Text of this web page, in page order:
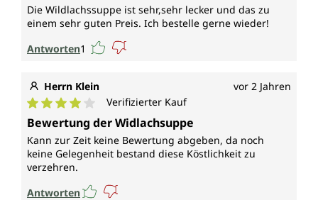
Die Wildlachssuppe ist sehr,sehr lecker und das zu
einem sehr guten Preis. Ich bestelle gerne wieder!
Antworten1
Herrn Klein vor 2 Jahren
Durchschnittliche Bewertung von 4 von 5 Sternen
Verifizierter Kauf
Bewertung der Widlachsuppe
Kann zur Zeit keine Bewertung abgeben, da noch
keine Gelegenheit bestand diese Köstlichkeit zu
verzehren.
Antworten